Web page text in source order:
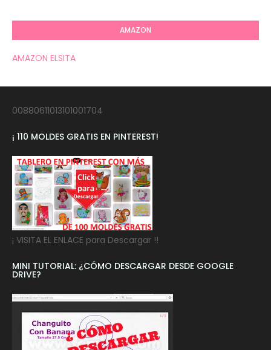
AMAZON
AMAZON ELSITA
00880611013101001704
¡ 110 MOLDES GRATIS EN PINTEREST!
¡ VISITA EL ENLACE para Descargar !!
MINI TUTORIAL: ¿CÓMO DESCARGAR DESDE GOOGLE
DRIVE?